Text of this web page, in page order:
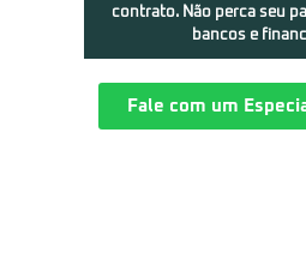
contrato. Não perca seu
bancos e
Fale com um